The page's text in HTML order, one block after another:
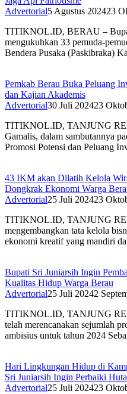
Advertorial5 Agustus 202423
TITIKNOL.ID, BERAU –
mengukuhkan 33 pemuda-
Bendera Pusaka (Paskibraka)
Pemkab Berau Buka Peluang
dan Kajian Akademis
Advertorial30 Juli 202423
TITIKNOL.ID, TANJUNG
Gamalis, dalam sambutannya
Promosi Potensi dan Peluang
43 IKM akan Dilatih Kelola
Dongkrak Ekonomi Warga
Advertorial25 Juli 202423
TITIKNOL.ID, TANJUNG
mengembangkan tata kelola
ekonomi kreatif yang mandiri
Bupati Sri Juniarsih Ingin
Kualitas Hidup Warga Berau
Advertorial25 Juli 20242
TITIKNOL.ID, TANJUNG
telah merencanakan sejumlah
ambisius untuk tahun 2024
Hari Lingkungan Hidup di
Sri Juniarsih Ingin Perbaiki
Advertorial25 Juli 202423